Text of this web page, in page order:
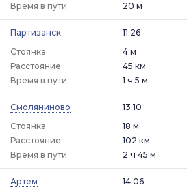
Время в пути
20 м
Партизанск
11:26
Стоянка
4 м
Расстояние
45 км
Время в пути
1 ч 5 м
Смоляниново
13:10
Стоянка
18 м
Расстояние
102 км
Время в пути
2 ч 45 м
Артем
14:06